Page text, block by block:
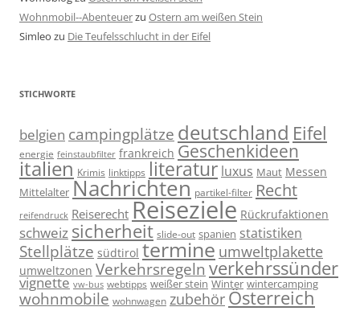
Wohnmobil--Abenteuerzu Ostern am weißen Stein
Simleo zu Die Teufelsschlucht in der Eifel
STICHWORTE
belgien campingplätze deutschland Eifel
energie feinstaubfilter frankreich Geschenkideen
italien Krimis linktipps literatur luxus Maut Messen
Mittelalter Nachrichten partikel-filter Recht
reifendruck Reiserecht Reiseziele Rückrufaktionen
schweiz sicherheit slide-out spanien statistiken
Stellplätze südtirol termine umweltplakette
umweltzonen Verkehrsregeln verkehrssünder
vignette vw-bus webtipps weißer stein Winter wintercamping
wohnmobile wohnwagen zubehör Österreich